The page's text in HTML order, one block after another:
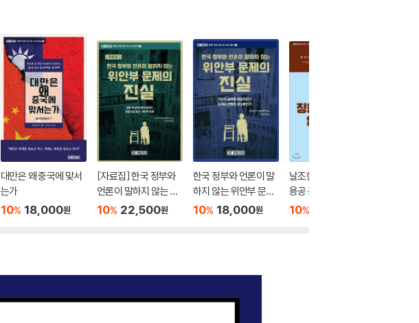
대만은 왜 중국에 맞서
는가
10% 18,000원
[자료집] 한국 정부와
언론이 말하지 않는 위
안부 문제의 진실
10% 22,500원
한국 정부와 언론이 말
하지 않는 위안부 문제
의 진실
10% 18,000원
날조한, 징용공 없는 징
용공 문제
10%